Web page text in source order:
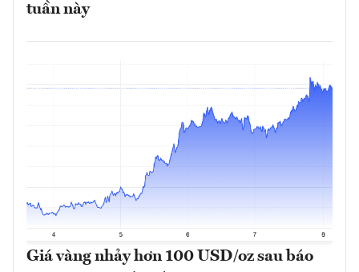
tuần này
Giá vàng nhảy hơn 100 USD/oz sau báo